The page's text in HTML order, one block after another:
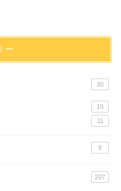
ー
30
19
11
9
207